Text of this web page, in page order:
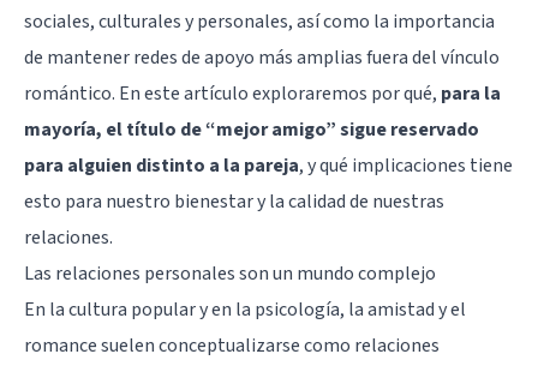
sociales, culturales y personales, así como la importancia
de mantener redes de apoyo más amplias fuera del vínculo
romántico. En este artículo exploraremos por qué, para la
mayoría, el título de “mejor amigo” sigue reservado
para alguien distinto a la pareja, y qué implicaciones tiene
esto para nuestro bienestar y la calidad de nuestras
relaciones.
Las relaciones personales son un mundo complejo
En la cultura popular y en la psicología, la amistad y el
romance suelen conceptualizarse como relaciones